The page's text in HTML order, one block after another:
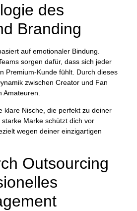
des
Branding
auf emotionaler Bindung.
sorgen dafür, dass sich jeder
Premium-Kunde fühlt. Durch dieses
zwischen Creator und Fan
klare Nische , die perfekt zu deiner
Marke schützt dich vor
wegen deiner einzigartigen
Outsourcing